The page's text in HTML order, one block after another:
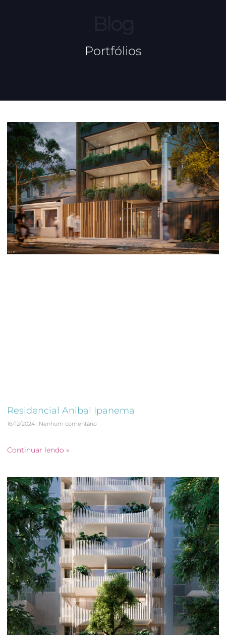
Portfólios
Residencial Anibal Ipanema
16/12/2024 Nenhum comentário
Continuar lendo »